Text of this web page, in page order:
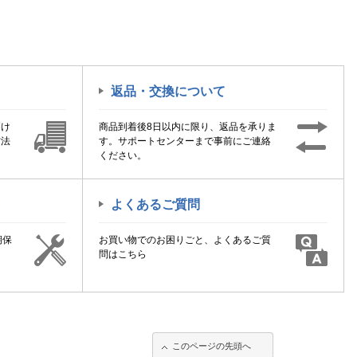
返品・交換について
商品到着後8日以内に限り、返品を承りま
す。サポートセンターまで事前にご連絡
ください。
保
よくあるご質問
お買い物でのお困りごと、よくあるご質
問はこちら
このページの先頭へ
このページの先頭へ